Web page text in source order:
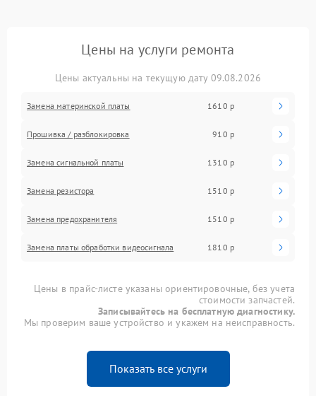
Цены на услуги ремонта
Цены актуальны на текущую дату 09.08.2026
Замена материнской платы 1610 р
Прошивка / разблокировка 910 р
Замена сигнальной платы 1310 р
Замена резистора 1510 р
Замена предохранителя 1510 р
Замена платы обработки видеосигнала 1810 р
Цены в прайс-листе указаны ориентировочные, без учета
стоимости запчастей.
Записывайтесь на бесплатную диагностику.
Мы проверим ваше устройство и укажем на неисправность.
Показать все услуги